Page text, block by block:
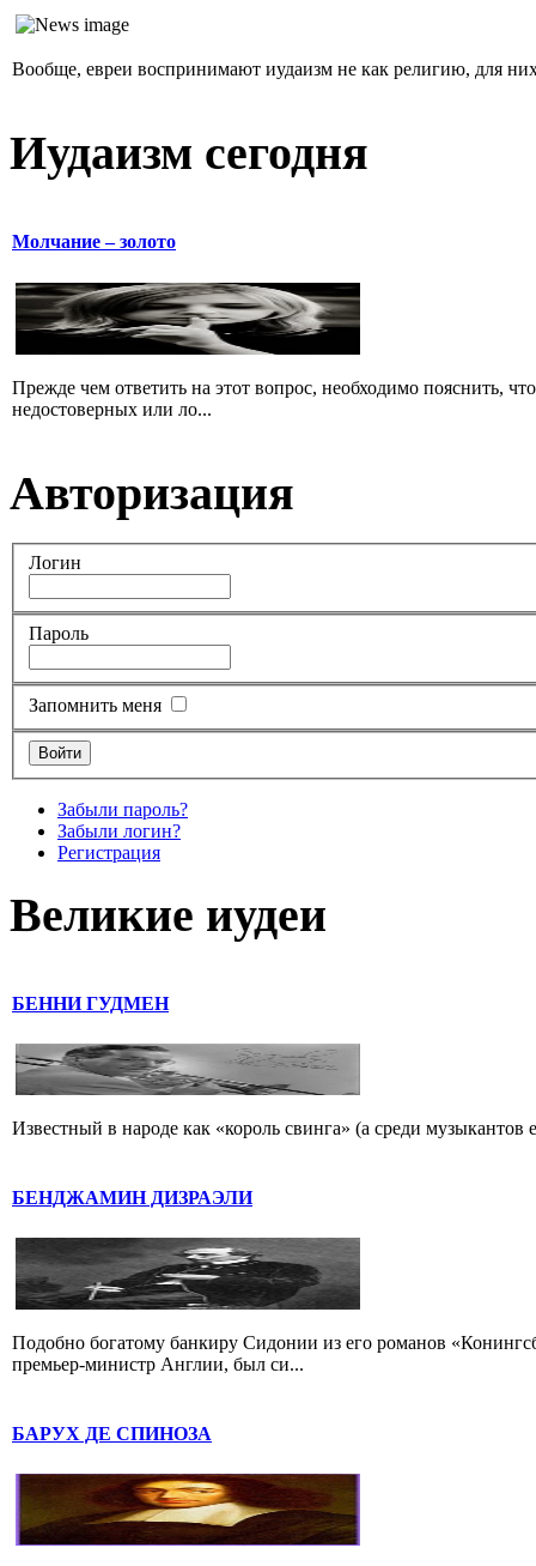
Вообще, евреи воспринимают иудаизм не как религию, для
Иудаизм сегодня
Молчание – золото
Прежде чем ответить на этот вопрос, необходимо пояснить,
недостоверных или ло...
Авторизация
Логин
Пароль
Запомнить меня
Забыли пароль?
Забыли логин?
Регистрация
Великие иудеи
БЕННИ ГУДМЕН
Известный в народе как «король свинга» (а среди
БЕНДЖАМИН ДИЗРАЭЛИ
Подобно богатому банкиру Сидонии из его романов
премьер-министр Англии, был си...
БАРУХ ДЕ СПИНОЗА